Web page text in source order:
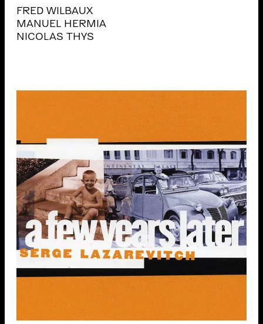
FRED WILBAUX
MANUEL HERMIA
NICOLAS THYS